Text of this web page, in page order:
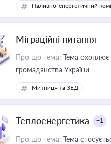
Паливно-енергетичний
Міграційні питання
Про що тема: Тема охоплює
громадянства України
Митниця та ЗЕД
Теплоенергетика +1
Про що тема: Тема